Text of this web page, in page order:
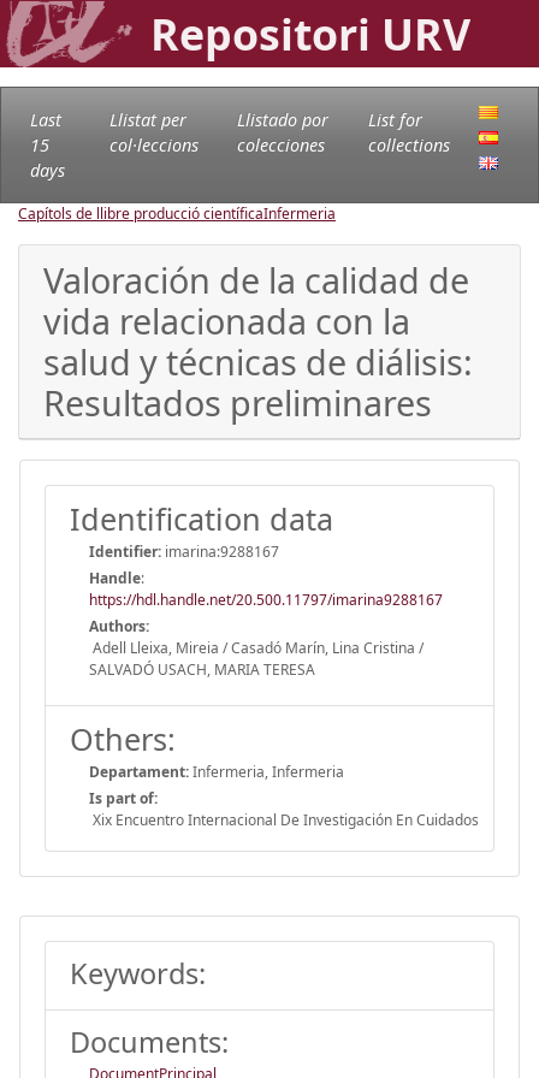
Repositori URV
Last
15
days
Llistat per
col·leccions
Llistado por
colecciones
List for
collections
Capítols de llibre producció científicaInfermeria
Valoración de la calidad de
vida relacionada con la
salud y técnicas de diálisis:
Resultados preliminares
Identification data
Identifier: imarina:9288167
Handle:
https://hdl.handle.net/20.500.11797/imarina9288167
Authors:
Adell Lleixa, Mireia / Casadó Marín, Lina Cristina /
SALVADÓ USACH, MARIA TERESA
Others:
Departament:Infermeria, Infermeria
Is part of:
Xix Encuentro Internacional De Investigación En Cuidados
Keywords:
Documents:
DocumentPrincipal